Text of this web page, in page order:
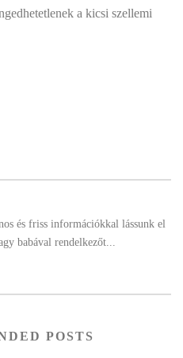
a kicsi szellemi
és friss információkkal lássunk el
babával rendelkezőt...
POSTS